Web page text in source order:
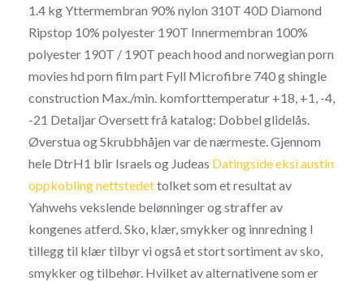
1.4 kg Yttermembran 90% nylon 310T 40D Diamond
Ripstop 10% polyester 190T Innermembran 100%
polyester 190T / 190T peach hood and norwegian porn
movies hd porn film part Fyll Microfibre 740 g shingle
construction Max./min. komforttemperatur +18, +1, -4,
-21 Detaljar Oversett frå katalog: Dobbel glidelås.
Øverstua og Skrubbhåjen var de nærmeste. Gjennom
hele DtrH1 blir Israels og Judeas Datingside eksi austin
oppkobling nettstedettolket som et resultat av
Yahwehs vekslende belønninger og straffer av
kongenes atferd. Sko, klær, smykker og innredning I
tillegg til klær tilbyr vi også et stort sortiment av sko,
smykker og tilbehør. Hvilket av alternativene som er